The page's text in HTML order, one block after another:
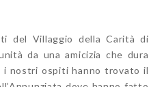
del Villaggio della Carità di
da una amicizia che dura
i nostri ospiti hanno trovato il